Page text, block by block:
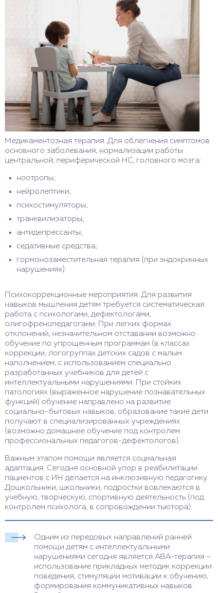
Медикаментозная терапия. Для облегчения симптомов
основного заболевания, нормализации работы
центральной, периферической НС, головного мозга:
ноотропы;
нейролептики;
психостимуляторы;
транквилизаторы;
антидепрессанты;
седативные средства;
гормонозаместительная терапия (при эндокринных
нарушениях).
Психокоррекционные мероприятия. Для развития
навыков мышления детям требуется систематическая
работа с психологами, дефектологами,
олигофренопедагогами. При легких формах
отклонений, незначительном отставании возможно
обучение по упрощенным программам (в классах
коррекции, логогруппах детских садов с малым
наполнением, с использованием специально
разработанных учебников для детей с
интеллектуальными нарушениями. При стойких
патологиях (выраженное нарушение познавательных
функций) обучение направлено на развитие
социально-бытовых навыков, образование такие дети
получают в специализированных учреждениях
(возможно домашнее обучение под контролем
профессиональных педагогов-дефектологов).
Важным этапом помощи является социальная
адаптация. Сегодня основной упор в реабилитации
пациентов с ИН делается на инклюзивную педагогику.
Дошкольники, школьники, подростки вовлекаются в
учебную, творческую, спортивную деятельность (под
контролем психолога, в сопровождении тьютора).
Одним из передовых направлений ранней
помощи детям с интеллектуальными
нарушениями сегодня является АВА-терапия –
использование прикладных методик коррекции
поведения, стимуляции мотивации к обучению,
формирования коммуникативных навыков.